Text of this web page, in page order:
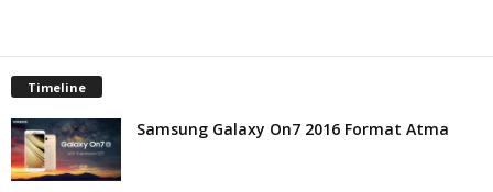
Timeline
Samsung Galaxy On7 2016 Format Atma